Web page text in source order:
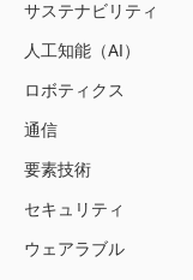
サステナビリティ
人工知能（AI）
ロボティクス
通信
要素技術
セキュリティ
ウェアラブル